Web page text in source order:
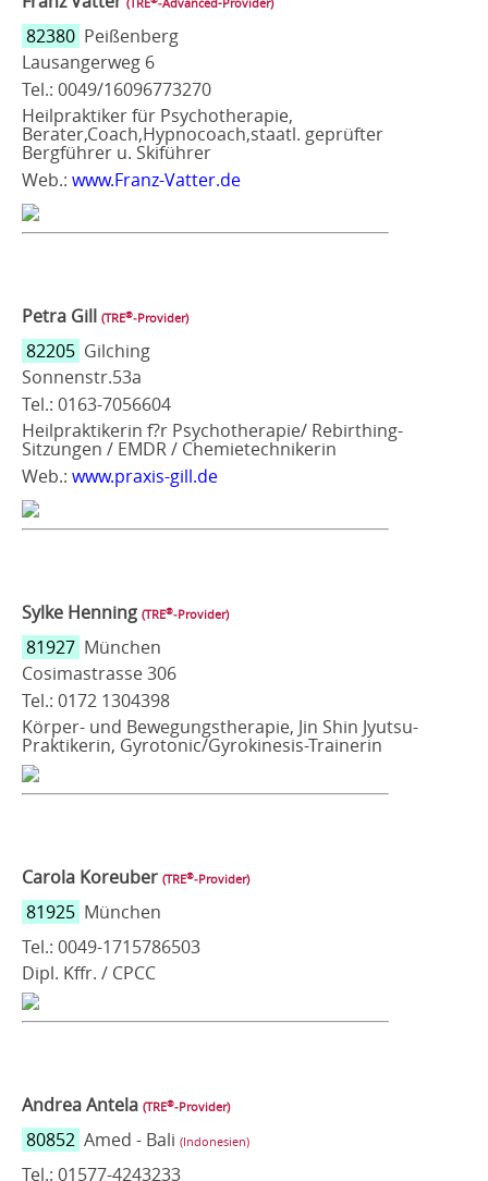
82380 Peißenberg
Lausangerweg 6
Tel.: 0049/16096773270
Heilpraktiker für Psychotherapie,
Berater,Coach,Hypnocoach,staatl. geprüfter
Bergführer u. Skiführer
Web.: www.Franz-Vatter.de
Petra Gill (TRE®‑Provider)
82205 Gilching
Sonnenstr.53a
Tel.: 0163-7056604
Heilpraktikerin f?r Psychotherapie/ Rebirthing-
Sitzungen / EMDR / Chemietechnikerin
Web.: www.praxis-gill.de
Sylke Henning (TRE®‑Provider)
81927 München
Cosimastrasse 306
Tel.: 0172 1304398
Körper- und Bewegungstherapie, Jin Shin Jyutsu-
Praktikerin, Gyrotonic/Gyrokinesis-Trainerin
Carola Koreuber (TRE®‑Provider)
81925 München
Tel.: 0049-1715786503
Dipl. Kffr. / CPCC
Andrea Antela (TRE®‑Provider)
80852 Amed - Bali (Indonesien)
Tel.: 01577-4243233